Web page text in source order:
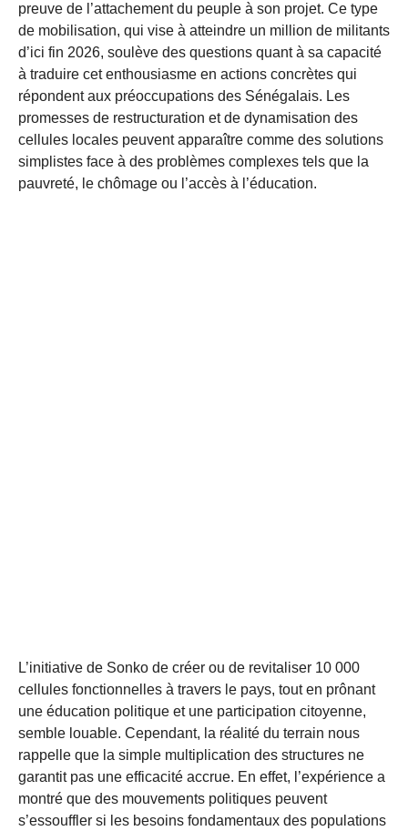
preuve de l’attachement du peuple à son projet. Ce type
de mobilisation, qui vise à atteindre un million de militants
d’ici fin 2026, soulève des questions quant à sa capacité
à traduire cet enthousiasme en actions concrètes qui
répondent aux préoccupations des Sénégalais. Les
promesses de restructuration et de dynamisation des
cellules locales peuvent apparaître comme des solutions
simplistes face à des problèmes complexes tels que la
pauvreté, le chômage ou l’accès à l’éducation.
L’initiative de Sonko de créer ou de revitaliser 10 000
cellules fonctionnelles à travers le pays, tout en prônant
une éducation politique et une participation citoyenne,
semble louable. Cependant, la réalité du terrain nous
rappelle que la simple multiplication des structures ne
garantit pas une efficacité accrue. En effet, l’expérience a
montré que des mouvements politiques peuvent
s’essouffler si les besoins fondamentaux des populations